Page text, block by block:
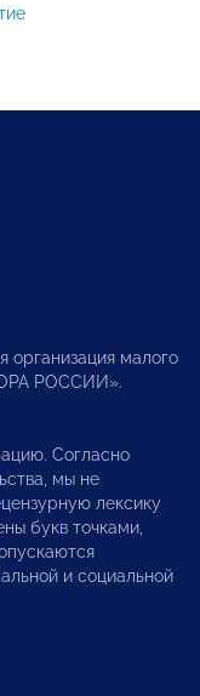
малого
РОССИИ».
Согласно
мы не
лексику
букв точками,
и социальной